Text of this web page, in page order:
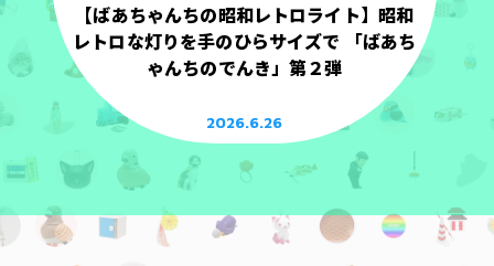
【ばあちゃんちの昭和レトロライト】昭和
レトロな灯りを手のひらサイズで 「ばあち
ゃんちのでんき」第２弾
2026.6.26